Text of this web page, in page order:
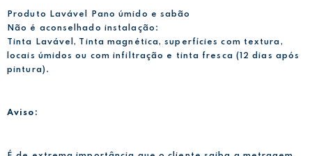
Produto Lavável Pano úmido e sabão
Não é aconselhado instalação:
Tinta Lavável, Tinta magnética, superfícies com textura,
locais úmidos ou com infiltração e tinta fresca (12 dias após
pintura).
Aviso: